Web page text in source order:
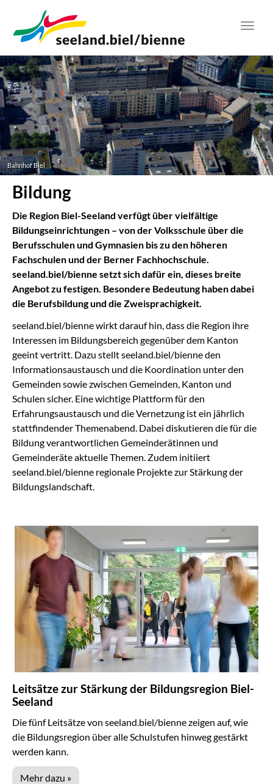
Hauptinhalt
springen
Toggle
Bahnhof Biel
Bildung
Die Region Biel-Seeland verfügt über vielfältige
Bildungseinrichtungen – von der Volksschule über die
Berufsschulen und Gymnasien bis zu den höheren
Fachschulen und der Berner Fachhochschule.
seeland.biel/bienne setzt sich dafür ein, dieses breite
Angebot zu festigen. Besondere Bedeutung haben dabei
die Berufsbildung und die Zweisprachigkeit.
seeland.biel/bienne wirkt darauf hin, dass die Region ihre
Interessen im Bildungsbereich gegenüber dem Kanton
geeint vertritt. Dazu stellt seeland.biel/bienne den
Informationsaustausch und die Koordination unter den
Gemeinden sowie zwischen Gemeinden, Kanton und
Schulen sicher. Eine wichtige Plattform für den
Erfahrungsaustausch und die Vernetzung ist ein jährlich
stattfindender Themenabend. Dabei diskutieren die für die
Bildung verantwortlichen Gemeinderätinnen und
Gemeinderäte aktuelle Themen. Zudem initiiert
seeland.biel/bienne regionale Projekte zur Stärkung der
Bildungslandschaft.
Leitsätze zur Stärkung der Bildungsregion Biel-
Seeland
Die fünf Leitsätze von seeland.biel/bienne zeigen auf, wie
die Bildungsregion über alle Schulstufen hinweg gestärkt
werden kann.
Mehr dazu »